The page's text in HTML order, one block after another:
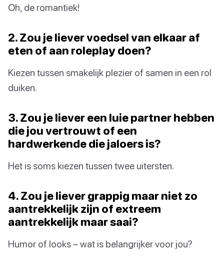
Oh, de romantiek!
2. Zou je liever voedsel van elkaar af
eten of aan roleplay doen?
Kiezen tussen smakelijk plezier of samen in een rol
duiken.
3. Zou je liever een luie partner hebben
die jou vertrouwt of een
hardwerkende die jaloers is?
Het is soms kiezen tussen twee uitersten.
4. Zou je liever grappig maar niet zo
aantrekkelijk zijn of extreem
aantrekkelijk maar saai?
Humor of looks – wat is belangrijker voor jou?